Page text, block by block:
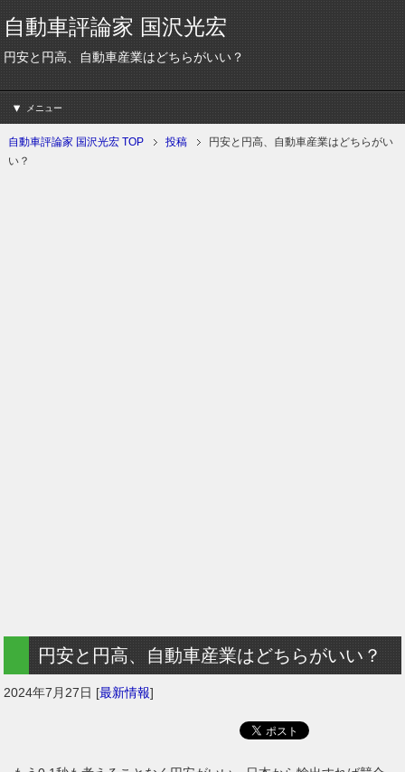
自動車評論家 国沢光宏
円安と円高、自動車産業はどちらがいい？
メニュー
自動車評論家 国沢光宏 TOP 投稿
円安と円高、自動車産業はどちらがい
い？
円安と円高、自動車産業はどちらがいい？
2024年7月27日 [最新情報]